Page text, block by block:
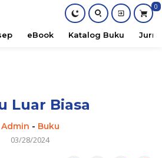
0
eBook Katalog Buku
Luar Biasa
Admin - Buku
03/28/2024